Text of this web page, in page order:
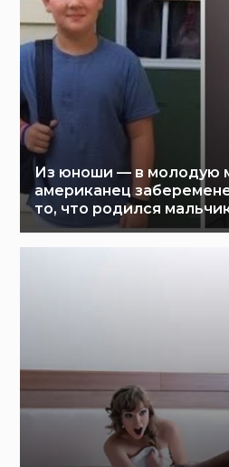
Из юноши — в молодую
американец
то, что родился